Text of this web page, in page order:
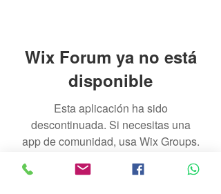
Wix Forum ya no está
disponible
Esta aplicación ha sido
descontinuada. Si necesitas una
app de comunidad, usa Wix Groups.